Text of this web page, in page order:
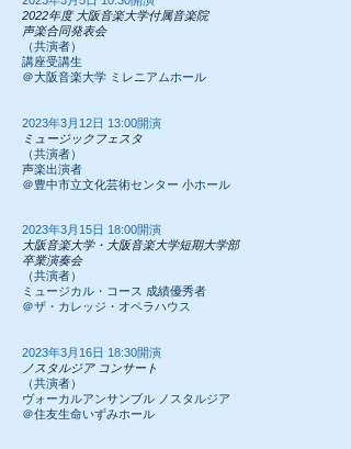
2022年度 大阪音楽大学付属音楽院
声楽合同発表会
（共演者）
講座受講生
＠大阪音楽大学 ミレニアムホール
2023年3月12日 13:00開演
ミュージックフェスタ
（共演者）
声楽出演者
＠豊中市立文化芸術センター 小ホール
2023年3月15日 18:00開演
大阪音楽大学・大阪音楽大学短期大学部
卒業演奏会
（共演者）
ミュージカル・コース 成績優秀者
＠ザ・カレッジ・オペラハウス
2023年3月16日 18:30開演
ノスタルジア コンサート
（共演者）
ヴォーカルアンサンブル ノスタルジア
＠住友生命いずみホール